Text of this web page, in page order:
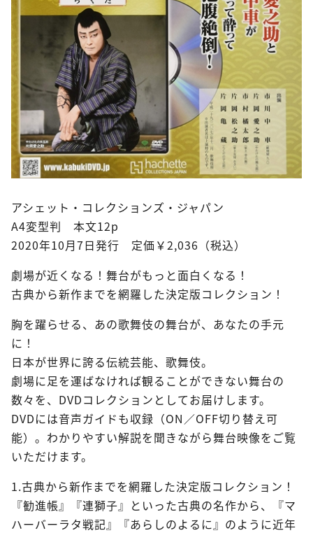
アシェット・コレクションズ・ジャパン
A4変型判 本文12p
2020年10月7日発行 定価￥2,036（税込）
劇場が近くなる！舞台がもっと面白くなる！
古典から新作までを網羅した決定版コレクション！
胸を躍らせる、あの歌舞伎の舞台が、あなたの手元
に！
日本が世界に誇る伝統芸能、歌舞伎。
劇場に足を運ばなければ観ることができない舞台の
数々を、DVDコレクションとしてお届けします。
DVDには音声ガイドも収録（ON／OFF切り替え可
能）。わかりやすい解説を聞きながら舞台映像をご覧
いただけます。
1.古典から新作までを網羅した決定版コレクション！
『勧進帳』『連獅子』といった古典の名作から、『マ
ハーバーラタ戦記』『あらしのよるに』のように近年